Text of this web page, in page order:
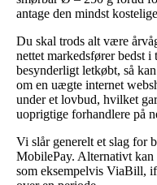
antage den mindst
Du skal trods alt være
nettet markedsfører bedst i
besynderligt letkøbt, så
om en uægte internet
under et lovbud, hvilket
uoprigtige forhandlere på
Vi slår generelt et slag for
MobilePay. Alternativt kan
som eksempelvis ViaBill,